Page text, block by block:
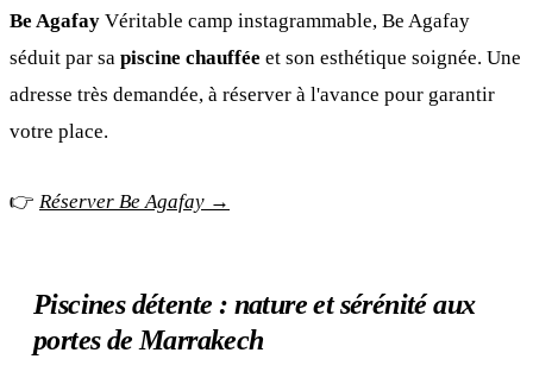
Be Agafay Véritable camp instagrammable, Be Agafay
séduit par sa piscine chauffée et son esthétique soignée. Une
adresse très demandée, à réserver à l'avance pour garantir
votre place.
👉 Réserver Be Agafay →
Piscines détente : nature et sérénité aux
portes de Marrakech